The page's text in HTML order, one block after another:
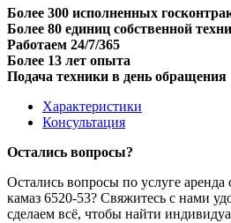
Более 300 исполненных
Более 80 единиц собственной
Работаем 24/7/365
Более 13 лет опыта
Подача техники в день обращения
Характеристики
Консультация
Остались вопросы?
Остались вопросы по услуге аренда
камаз 6520-53? Свяжитесь с нами
сделаем всё, чтобы найти